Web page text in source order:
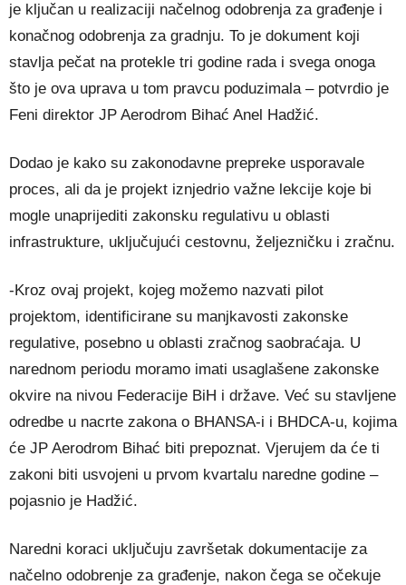
je ključan u realizaciji načelnog odobrenja za građenje i
konačnog odobrenja za gradnju. To je dokument koji
stavlja pečat na protekle tri godine rada i svega onoga
što je ova uprava u tom pravcu poduzimala – potvrdio je
Feni direktor JP Aerodrom Bihać Anel Hadžić.
Dodao je kako su zakonodavne prepreke usporavale
proces, ali da je projekt iznjedrio važne lekcije koje bi
mogle unaprijediti zakonsku regulativu u oblasti
infrastrukture, uključujući cestovnu, željezničku i zračnu.
-Kroz ovaj projekt, kojeg možemo nazvati pilot
projektom, identificirane su manjkavosti zakonske
regulative, posebno u oblasti zračnog saobraćaja. U
narednom periodu moramo imati usaglašene zakonske
okvire na nivou Federacije BiH i države. Već su stavljene
odredbe u nacrte zakona o BHANSA-i i BHDCA-u, kojima
će JP Aerodrom Bihać biti prepoznat. Vjerujem da će ti
zakoni biti usvojeni u prvom kvartalu naredne godine –
pojasnio je Hadžić.
Naredni koraci uključuju završetak dokumentacije za
načelno odobrenje za građenje, nakon čega se očekuje